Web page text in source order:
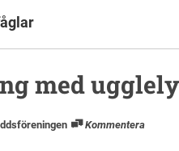
med
Kommentera